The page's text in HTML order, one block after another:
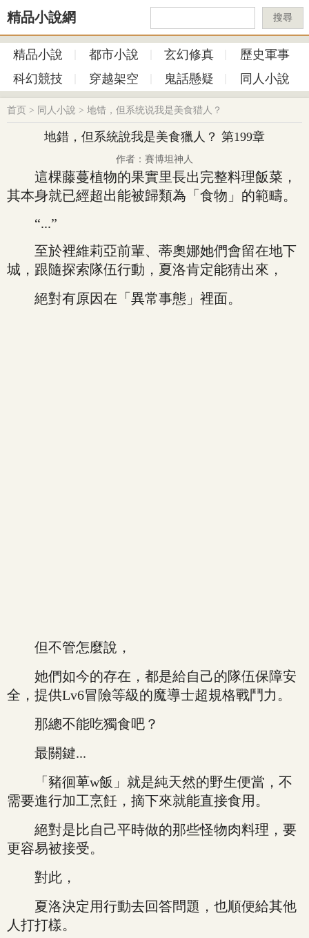
精品小說網 搜尋
精品小說 都市小說 玄幻修真
歷史軍事
科幻競技
穿越架空 鬼話懸疑 同人小說
首页 > 同人小說 > 地错，但系统说我是美食猎人？
地錯，但系統說我是美食獵人？ 第199章
作者：賽博坦神人
這棵藤蔓植物的果實里長出完整料理飯菜，
其本身就已經超出能被歸類為「食物」的範疇。
“...”
至於裡維莉亞前輩、蒂奧娜她們會留在地下
城，跟隨探索隊伍行動，夏洛肯定能猜出來，
絕對有原因在「異常事態」裡面。
但不管怎麼說，
她們如今的存在，都是給自己的隊伍保障安
全，提供Lv6冒險等級的魔導士超規格戰鬥力。
那總不能吃獨食吧？
最關鍵...
「豬徊萆w飯」就是純天然的野生便當，不
需要進行加工烹飪，摘下來就能直接食用。
絕對是比自己平時做的那些怪物肉料理，要
更容易被接受。
對此，
夏洛決定用行動去回答問題，也順便給其他
人打打樣。